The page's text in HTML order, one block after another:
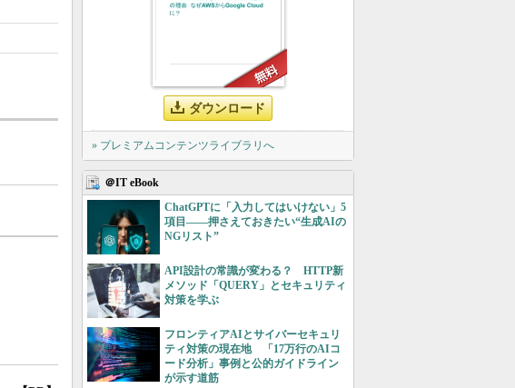
ダウンロード
» プレミアムコンテンツライブラリへ
＠IT eBook
ChatGPTに「入力してはいけない」5
項目――押さえておきたい“生成AIの
NGリスト”
API設計の常識が変わる？ HTTP新
メソッド「QUERY」とセキュリティ
対策を学ぶ
フロンティアAIとサイバーセキュリ
ティ対策の現在地 「17万行のAIコ
ード分析」事例と公的ガイドライン
が示す道筋